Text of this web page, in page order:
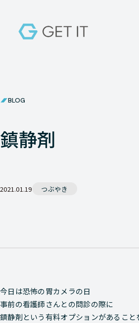
BLOG
鎮静剤
2021.01.19 つぶやき
今日は恐怖の胃カメラの日
事前の看護師さんとの問診の際に
鎮静剤という有料オプションがあること